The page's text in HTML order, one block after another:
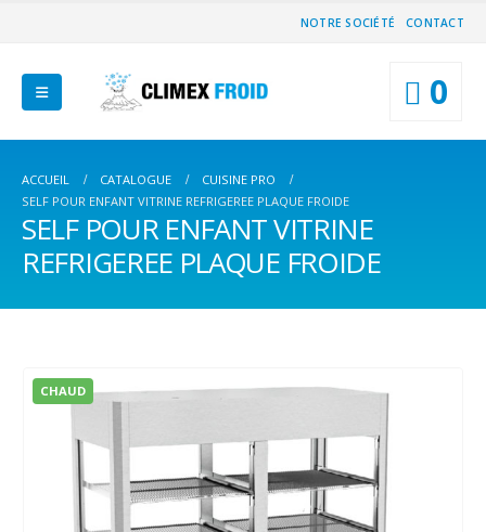
NOTRE SOCIÉTÉ CONTACT
0
ACCUEIL CATALOGUE
CUISINE PRO
SELF POUR ENFANT VITRINE REFRIGEREE PLAQUE FROIDE
SELF POUR ENFANT VITRINE
REFRIGEREE PLAQUE FROIDE
CHAUD